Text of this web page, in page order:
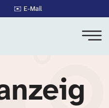
✉️ E-Mail